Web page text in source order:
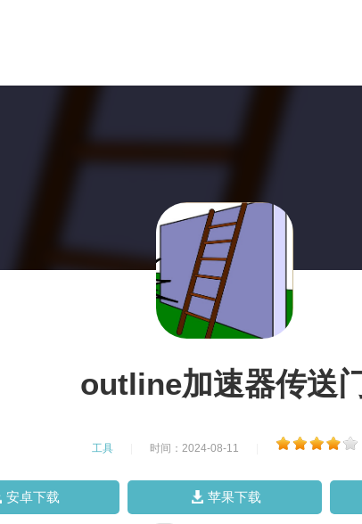
outline加速器传送
工具 时间：2024-08-11
安卓下载 苹果下载